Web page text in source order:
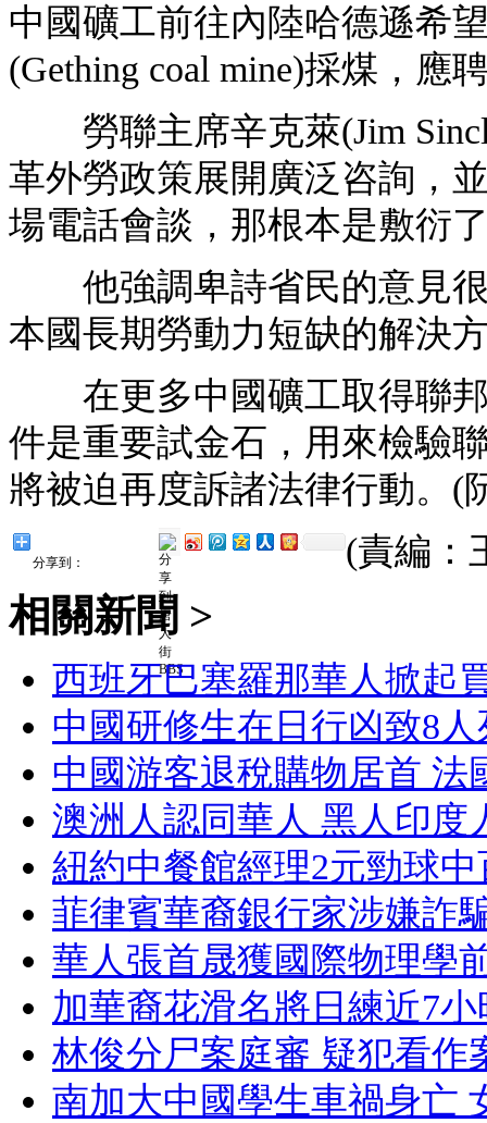
中國礦工前往內陸哈德遜希
(Gething coal mine)採煤，應
勞聯主席辛克萊(Jim
革外勞政策展開廣泛咨詢，
場電話會談，那根本是敷衍
他強調卑詩省民的意見很
本國長期勞動力短缺的解決
在更多中國礦工取得聯邦
件是重要試金石，用來檢驗
將被迫再度訴諸法律行動。(
分享到： (責編：
相關新聞 >
西班牙巴塞羅那華人掀起
中國研修生在日行凶致8
中國游客退稅購物居首 法
澳洲人認同華人 黑人印度
紐約中餐館經理2元勁球
菲律賓華裔銀行家涉嫌詐
華人張首晟獲國際物理學
加華裔花滑名將日練近7小
林俊分尸案庭審 疑犯看作
南加大中國學生車禍身亡